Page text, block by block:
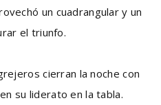
un cuadrangular y un
el triunfo.
cierran la noche con
su liderato en la tabla.